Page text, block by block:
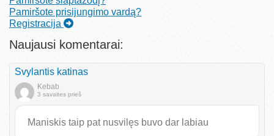
Pamiršote prisijungimo vardą?
Registracija
Naujausi komentarai:
Svylantis katinas
Kebab
3 savaites prieš
Maniskis taip pat nusvilęs buvo dar labiau